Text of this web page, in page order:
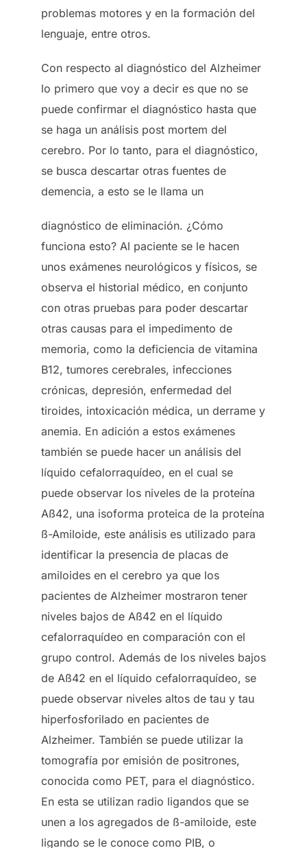
problemas motores y en la formación del
lenguaje, entre otros.
Con respecto al diagnóstico del Alzheimer
lo primero que voy a decir es que no se
puede confirmar el diagnóstico hasta que
se haga un análisis post mortem del
cerebro. Por lo tanto, para el diagnóstico,
se busca descartar otras fuentes de
demencia, a esto se le llama un
diagnóstico de eliminación. ¿Cómo
funciona esto? Al paciente se le hacen
unos exámenes neurológicos y físicos, se
observa el historial médico, en conjunto
con otras pruebas para poder descartar
otras causas para el impedimento de
memoria, como la deficiencia de vitamina
B12, tumores cerebrales, infecciones
crónicas, depresión, enfermedad del
tiroides, intoxicación médica, un derrame y
anemia. En adición a estos exámenes
también se puede hacer un análisis del
líquido cefalorraquídeo, en el cual se
puede observar los niveles de la proteína
Aß42, una isoforma proteica de la proteína
ß-Amiloide, este análisis es utilizado para
identificar la presencia de placas de
amiloides en el cerebro ya que los
pacientes de Alzheimer mostraron tener
niveles bajos de Aß42 en el líquido
cefalorraquídeo en comparación con el
grupo control. Además de los niveles bajos
de Aß42 en el líquido cefalorraquídeo, se
puede observar niveles altos de tau y tau
hiperfosforilado en pacientes de
Alzheimer. También se puede utilizar la
tomografía por emisión de positrones,
conocida como PET, para el diagnóstico.
En esta se utilizan radio ligandos que se
unen a los agregados de ß-amiloide, este
ligando se le conoce como PIB, o